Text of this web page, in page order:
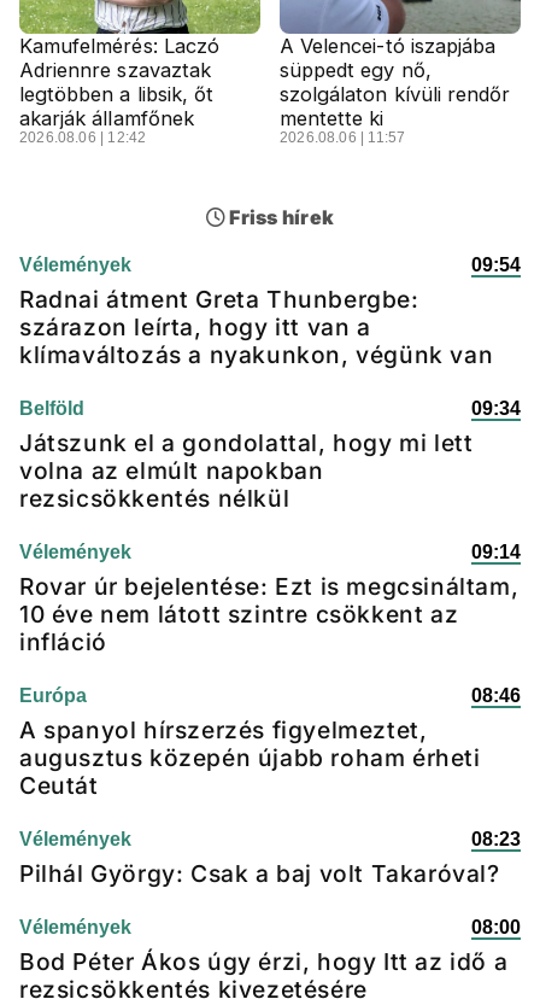
Kamufelmérés: Laczó
Adriennre szavaztak
legtöbben a libsik, őt
akarják államfőnek
2026.08.06 | 12:42
A Velencei-tó iszapjába
süppedt egy nő,
szolgálaton kívüli rendőr
mentette ki
2026.08.06 | 11:57
Friss hírek
Vélemények 09:54
Radnai átment Greta Thunbergbe:
szárazon leírta, hogy itt van a
klímaváltozás a nyakunkon, végünk van
Belföld 09:34
Játszunk el a gondolattal, hogy mi lett
volna az elmúlt napokban
rezsicsökkentés nélkül
Vélemények 09:14
Rovar úr bejelentése: Ezt is megcsináltam,
10 éve nem látott szintre csökkent az
infláció
Európa 08:46
A spanyol hírszerzés figyelmeztet,
augusztus közepén újabb roham érheti
Ceutát
Vélemények 08:23
Pilhál György: Csak a baj volt Takaróval?
Vélemények 08:00
Bod Péter Ákos úgy érzi, hogy Itt az idő a
rezsicsökkentés kivezetésére